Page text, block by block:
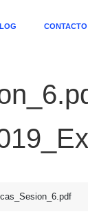
CONTACTO